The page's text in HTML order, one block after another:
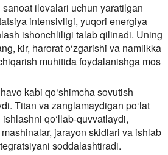
ilovalari uchun yaratilgan
intensivligi, yuqori energiya
ishonchliligi talab qilinadi. Uning
kir, harorat o‘zgarishi va namlikka
muhitida foydalanishga mos
kabi qo‘shimcha sovutish
Titan va zanglamaydigan po‘lat
qo‘llab-quvvatlaydi,
jarayon skidlari va ishlab
soddalashtiradi.